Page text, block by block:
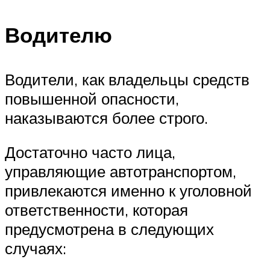
Водителю
Водители, как владельцы средств
повышенной опасности,
наказываются более строго.
Достаточно часто лица,
управляющие автотранспортом,
привлекаются именно к уголовной
ответственности, которая
предусмотрена в следующих
случаях: